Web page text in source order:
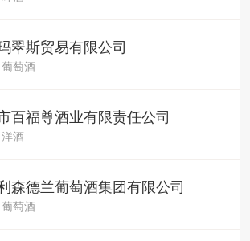
翠斯贸易有限公司
萄酒
百福尊酒业有限责任公司
酒
森德兰葡萄酒集团有限公司
萄酒